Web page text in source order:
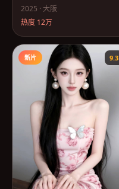
2025 · 大阪
热度 12万
新片 9.3